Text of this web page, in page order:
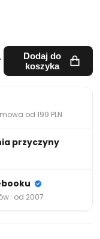
Dodaj do
koszyka
od 199 PLN
przyczyny
· od 2007